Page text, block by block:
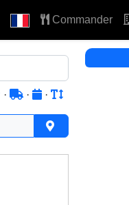
Commander
· · ·